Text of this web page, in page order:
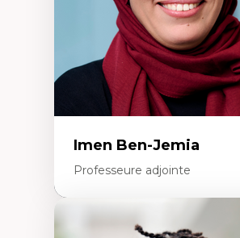
Imen Ben-Jemia
Professeure adjointe
Expertises